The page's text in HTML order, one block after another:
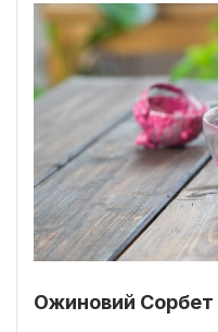
Ожиновий Сорбет